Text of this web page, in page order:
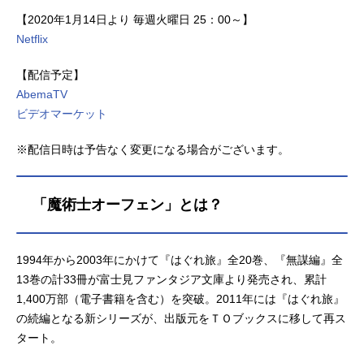
【2020年1月14日より 毎週火曜日 25：00～】
Netflix
【配信予定】
AbemaTV
ビデオマーケット
※配信日時は予告なく変更になる場合がございます。
「魔術士オーフェン」とは？
1994年から2003年にかけて『はぐれ旅』全20巻、『無謀編』全
13巻の計33冊が富士見ファンタジア文庫より発売され、累計
1,400万部（電子書籍を含む）を突破。2011年には『はぐれ旅』
の続編となる新シリーズが、出版元をＴＯブックスに移して再ス
タート。